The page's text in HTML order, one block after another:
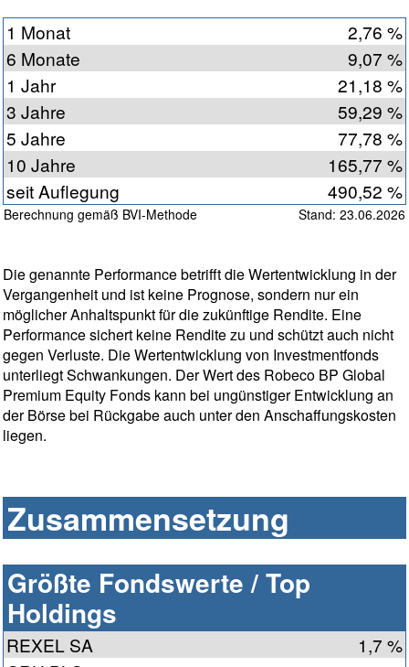
1 Monat
2,76 %
6 Monate
9,07 %
1 Jahr
21,18 %
3 Jahre
59,29 %
5 Jahre
77,78 %
10 Jahre
165,77 %
seit Auflegung
490,52 %
Berechnung gemäß BVI-Methode Stand: 23.06.2026
Die genannte Performance betrifft die Wertentwicklung in der
Vergangenheit und ist keine Prognose, sondern nur ein
möglicher Anhaltspunkt für die zukünftige Rendite. Eine
Performance sichert keine Rendite zu und schützt auch nicht
gegen Verluste. Die Wertentwicklung von Investmentfonds
unterliegt Schwankungen. Der Wert des Robeco BP Global
Premium Equity Fonds kann bei ungünstiger Entwicklung an
der Börse bei Rückgabe auch unter den Anschaffungskosten
liegen.
Zusammensetzung
Größte Fondswerte / Top
Holdings
REXEL SA
1,7 %